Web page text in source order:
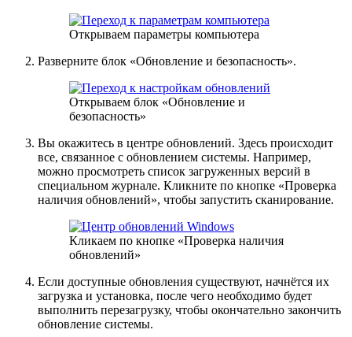
Открываем параметры компьютера
Разверните блок «Обновление и безопасность».
Открываем блок «Обновление и
безопасность»
Вы окажитесь в центре обновлений. Здесь происходит
все, связанное с обновлением системы. Например,
можно просмотреть список загруженных версий в
специальном журнале. Кликните по кнопке «Проверка
наличия обновлений», чтобы запустить сканирование.
Кликаем по кнопке «Проверка наличия
обновлений»
Если доступные обновления существуют, начнётся их
загрузка и установка, после чего необходимо будет
выполнить перезагрузку, чтобы окончательно закончить
обновление системы.